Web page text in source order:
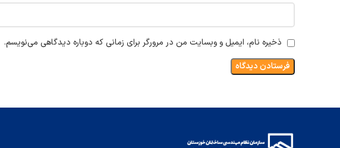
ذخیره نام، ایمیل و وبسایت من در مرورگر برای زمانی که دوباره دیدگاهی می‌نویسم.